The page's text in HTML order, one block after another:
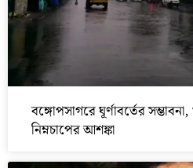
বঙ্গোপসাগরে ঘূর্ণাবর্তের
নিম্নচাপের আশঙ্কা